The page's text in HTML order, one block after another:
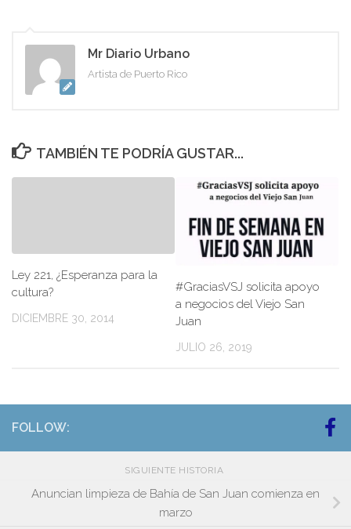
Mr Diario Urbano
Artista de Puerto Rico
TAMBIÉN TE PODRÍA GUSTAR...
Ley 221, ¿Esperanza para la
cultura?
DICIEMBRE 30, 2014
#GraciasVSJ solicita apoyo
a negocios del Viejo San
Juan
JULIO 26, 2019
FOLLOW:
SIGUIENTE HISTORIA
Anuncian limpieza de Bahía de San Juan comienza en
marzo